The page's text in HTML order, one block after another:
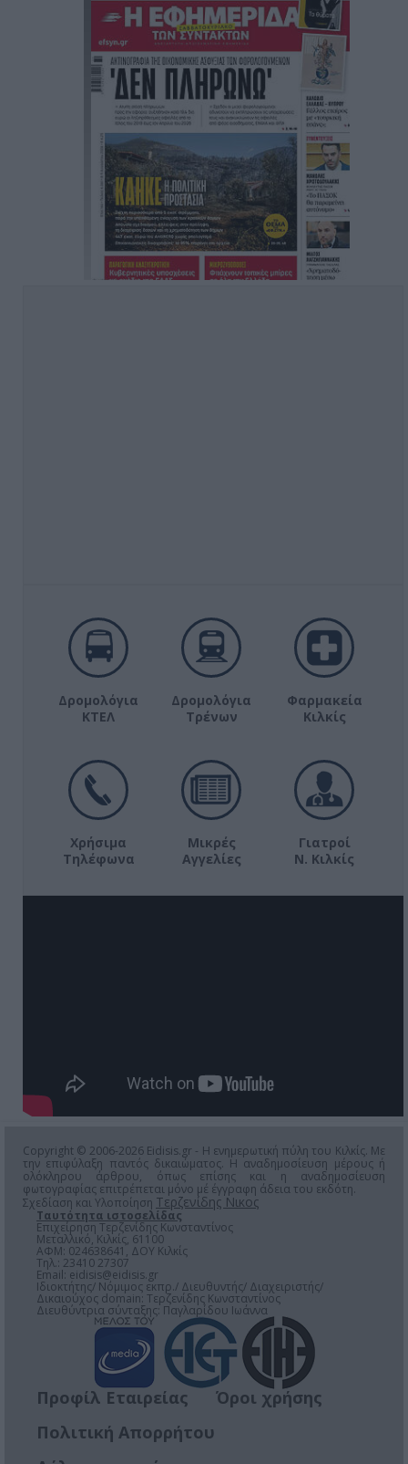
Δρομολόγια
ΚΤΕΛ
Δρομολόγια
Τρένων
Φαρμακεία
Κιλκίς
Χρήσιμα
Τηλέφωνα
Μικρές
Αγγελίες
Γιατροί
Ν. Κιλκίς
Copyright © 2006-2026 Eidisis.gr - Η ενημερωτική πύλη του Κιλκίς. Με
την επιφύλαξη παντός δικαιώματος. Η αναδημοσίευση μέρους ή
ολόκληρου άρθρου, όπως επίσης και η αναδημοσίευση
φωτογραφίας επιτρέπεται μόνο μέ έγγραφη άδεια του εκδότη.
Σχεδίαση και Υλοποίηση Τερζενίδης Νικος
Ταυτότητα ιστοσελίδας
Επιχείρηση Τερζενίδης Κωνσταντίνος
Μεταλλικό, Κιλκίς, 61100
ΑΦΜ: 024638641, ΔΟΥ Κιλκίς
Τηλ.: 23410 27307
Email: eidisis@eidisis.gr
Ιδιοκτήτης/ Νόμιμος εκπρ./ Διευθυντής/ Διαχειριστής/
Δικαιούχος domain: Τερζενίδης Κωνσταντίνος
Διευθύντρια σύνταξης: Παγλαρίδου Ιωάννα
Προφίλ Εταιρείας
Όροι χρήσης
Πολιτική Απορρήτου